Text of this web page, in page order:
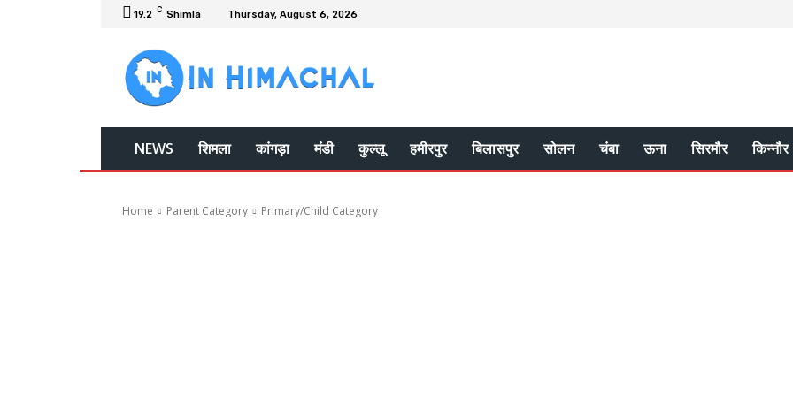
19.2 C Shimla Thursday, August 6, 2026
NEWS शिमला कांगड़ा मंडी कुल्लू हमीरपुर बिलासपुर सोलन चंबा ऊना सिरमौर किन्नौर
Home Parent Category Primary/Child Category